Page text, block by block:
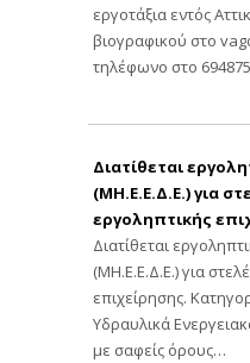
εργοτάξια εντός
βιογραφικού στο
τηλέφωνο στο
Διατίθεται
(ΜΗ.Ε.Ε.Δ.Ε.) για
εργοληπτικής
Διατίθεται
(ΜΗ.Ε.Ε.Δ.Ε.) για
επιχείρησης.
Υδραυλικά
με σαφείς όρους…